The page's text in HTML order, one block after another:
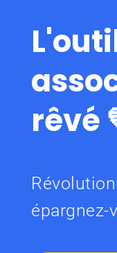
rêvé
épargnez-